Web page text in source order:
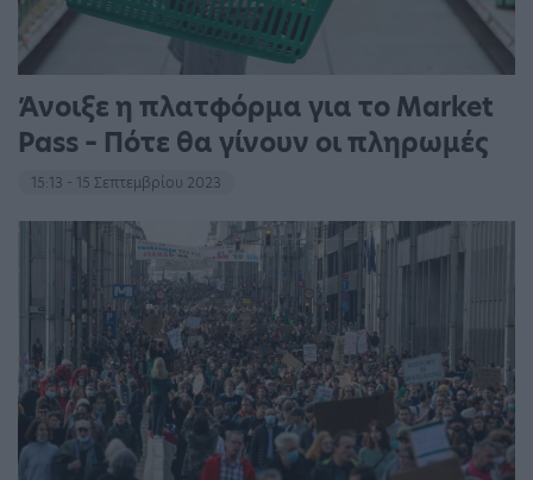
Άνοιξε η πλατφόρμα για το Market
Pass – Πότε θα γίνουν οι πληρωμές
15:13 - 15 Σεπτεμβρίου 2023